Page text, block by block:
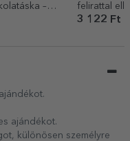
–
felirattal
3 122 Ft
ajándékot.
különösen személyre